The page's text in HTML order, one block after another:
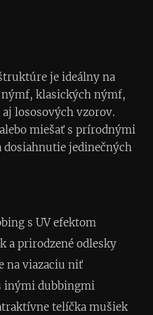
je ideálny na
klasických nýmf,
lososových vzorov.
miešať s prírodnými
jedinečných
s UV efektom
a prirodzené odlesky
na viazaciu niť
inými dubbingmi
telíčka mušiek